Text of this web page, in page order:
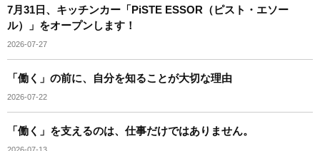
7月31日、キッチンカー「PiSTE ESSOR（ピスト・エソー
ル）」をオープンします！
2026-07-27
「働く」の前に、自分を知ることが大切な理由
2026-07-22
「働く」を支えるのは、仕事だけではありません。